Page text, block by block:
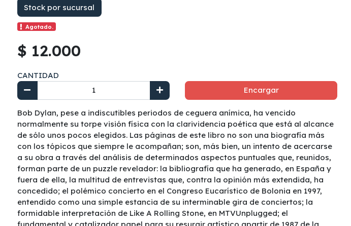
Stock por sucursal
Agotado.
$ 12.000
CANTIDAD
Encargar
Bob Dylan, pese a indiscutibles periodos de ceguera anímica, ha vencido
normalmente su torpe visión física con la clarividencia poética que está al alcance
de sólo unos pocos elegidos. Las páginas de este libro no son una biografía más
con los tópicos que siempre le acompañan; son, más bien, un intento de acercarse
a su obra a través del análisis de determinados aspectos puntuales que, reunidos,
forman parte de un puzzle revelador: la bibliografía que ha generado, en España y
fuera de ella, la multitud de entrevistas que, contra la opinión más extendida, ha
concedido; el polémico concierto en el Congreso Eucarístico de Bolonia en 1997,
entendido como una simple estancia de su interminable gira de conciertos; la
formidable interpretación de Like A Rolling Stone, en MTVUnplugged; el